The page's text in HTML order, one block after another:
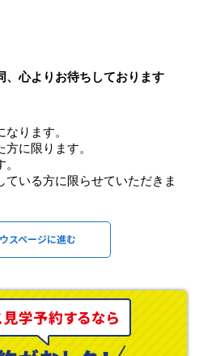
、心よりお待ちしております
ります。
に限ります。
いる方に限らせていただきま
スページに進む